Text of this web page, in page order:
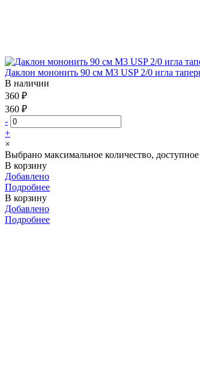
Даклон мононить 90 см М3 USP 2/0 игла
В наличии
360 ₽
360 ₽
-
+
×
Выбрано максимальное количество, доступное
В корзину
Добавлено
Подробнее
В корзину
Добавлено
Подробнее